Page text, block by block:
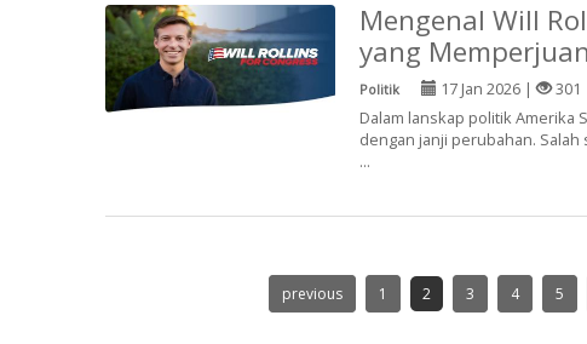
Mengenal Will
yang
Politik 17 Jan 2026 | 301
Dalam lanskap politik Amerika
dengan janji perubahan.
...
previous 1 2 3 4 5